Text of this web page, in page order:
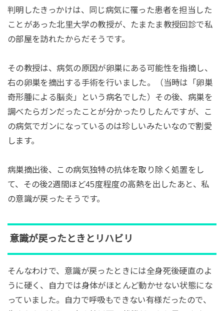
判明したきっかけは、同じ病気に罹った患者を担当した
ことがあった北里大学の教授が、たまたま教授回診で私
の部屋を訪れたからだそうです。
その教授は、病気の原因が卵巣にある可能性を指摘し、
右の卵巣を摘出する手術を行いました。（当時は「卵巣
奇形腫による脳炎」という病名でした）その後、病巣を
調べたらガンだったことが分かったりしたんですが、こ
の病気でガンになっているのは珍しいみたいなので割愛
します。
病巣摘出後、この病気独特の抗体を取り除く処置をし
て、その後2週間ほど45度程度の高熱を出したあと、私
の意識が戻ったそうです。
意識が戻ったときとリハビリ
そんなわけで、意識が戻ったときには全身死後硬直のよ
うに硬く、自力では身体がほとんど動かせない状態にな
っていました。自力で呼吸もできない有様だったので、